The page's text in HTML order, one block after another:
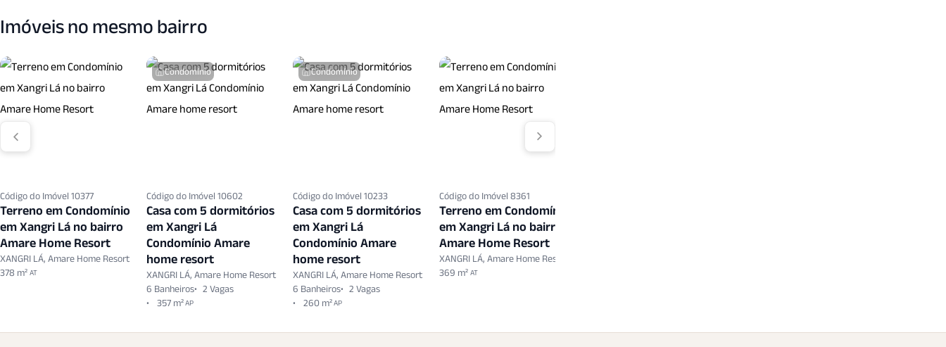
Imóveis no mesmo bairro
Código do Imóvel 10377
Terreno em Condomínio
em Xangri Lá no bairro
Amare Home Resort
XANGRI LÁ, Amare Home Resort
378 m² AT
Condomínio
Código do Imóvel 10602
Casa com 5 dormitórios
em Xangri Lá
Condomínio Amare
home resort
XANGRI LÁ, Amare Home Resort
6 Banheiros
2 Vagas
357 m²AP
Condomínio
Código do Imóvel 10233
Casa com 5 dormitórios
em Xangri Lá
Condomínio Amare
home resort
XANGRI LÁ, Amare Home Resort
6 Banheiros
2 Vagas
260 m²AP
Código do Imóvel 8361
Terreno em Condomínio
em Xangri Lá no bairro
Amare Home Resort
XANGRI LÁ, Amare Home Resort
369 m² AT